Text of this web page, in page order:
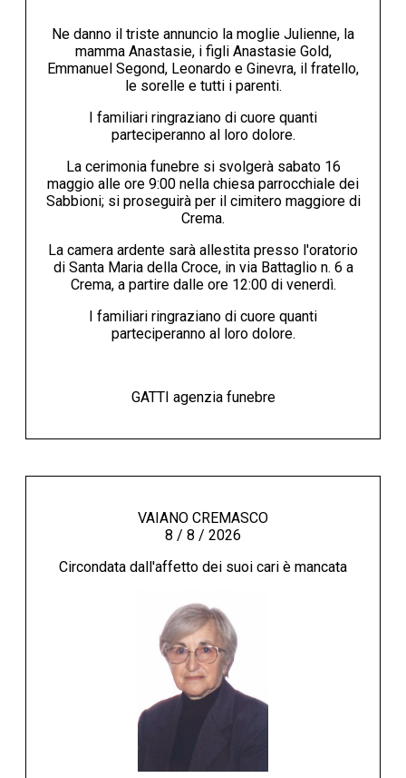
Ne danno il triste annuncio la moglie Julienne, la
mamma Anastasie, i figli Anastasie Gold,
Emmanuel Segond, Leonardo e Ginevra, il fratello,
le sorelle e tutti i parenti.
I familiari ringraziano di cuore quanti
parteciperanno al loro dolore.
La cerimonia funebre si svolgerà sabato 16
maggio alle ore 9:00 nella chiesa parrocchiale dei
Sabbioni; si proseguirà per il cimitero maggiore di
Crema.
La camera ardente sarà allestita presso l'oratorio
di Santa Maria della Croce, in via Battaglio n. 6 a
Crema, a partire dalle ore 12:00 di venerdì.
I familiari ringraziano di cuore quanti
parteciperanno al loro dolore.
GATTI agenzia funebre
VAIANO CREMASCO
8 / 8 / 2026
Circondata dall'affetto dei suoi cari è mancata